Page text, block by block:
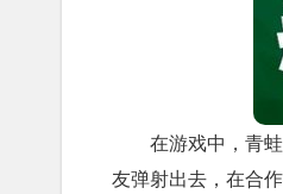
在游戏中，青
友弹射出去，在合